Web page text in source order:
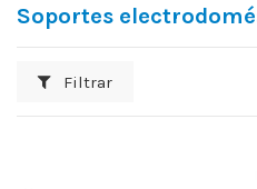
Soportes
Filtrar